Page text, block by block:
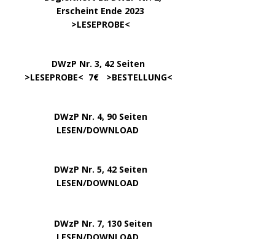
Erscheint Ende 2023
>LESEPROBE<
DWzP Nr. 3, 42 Seiten
>LESEPROBE< 7€ >BESTELLUNG<
DWzP Nr. 4, 90 Seiten
LESEN/DOWNLOAD
DWzP Nr. 5, 42 Seiten
LESEN/DOWNLOAD
DWzP Nr. 7, 130 Seiten